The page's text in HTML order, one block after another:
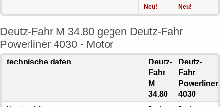
Neu!
Neu!
Deutz-Fahr M 34.80 gegen Deutz-Fahr
Powerliner 4030 - Motor
technische daten
Deutz-
Fahr
M
34.80
Deutz-
Fahr
Powerliner
4030